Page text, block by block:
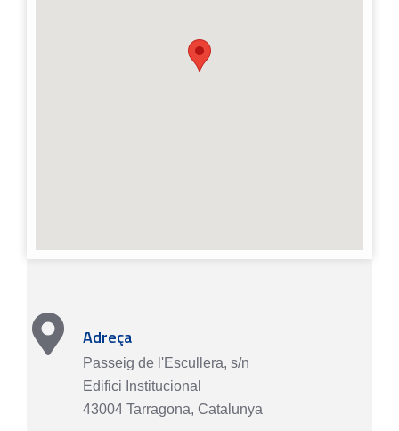
Adreça
Passeig de l'Escullera, s/n
Edifici Institucional
43004 Tarragona, Catalunya